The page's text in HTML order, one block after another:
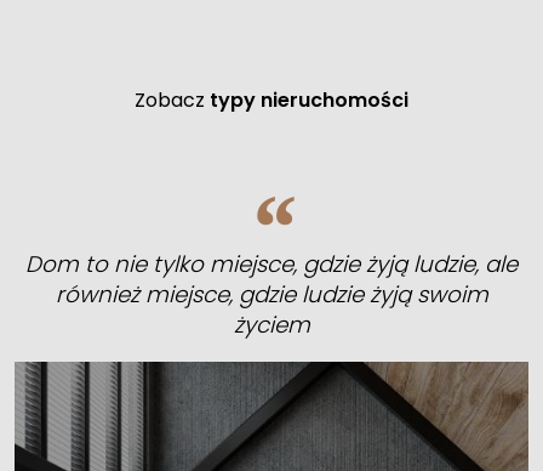
Zobacz typy nieruchomości
Dom to nie tylko miejsce, gdzie żyją ludzie, ale
również miejsce, gdzie ludzie żyją swoim
życiem